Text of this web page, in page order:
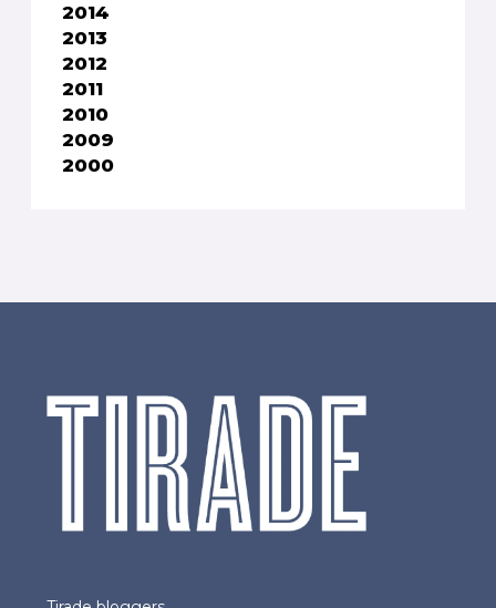
2014
2013
2012
2011
2010
2009
2000